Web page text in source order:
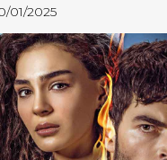
01/2025